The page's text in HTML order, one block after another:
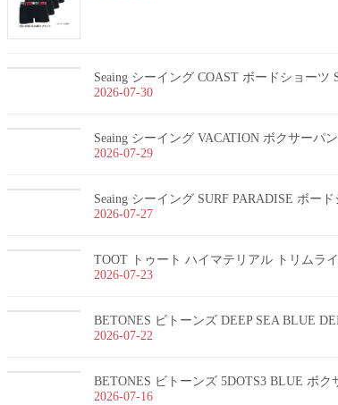
Seaing シーイング COAST ボードショーツ
2026-07-30
Seaing シーイング VACATION ボクサーパ
2026-07-29
Seaing シーイング SURF PARADISE ボー
2026-07-27
TOOT トゥート ハイマテリアル トリムラ
2026-07-23
BETONES ビトーンズ DEEP SEA BLUE
2026-07-22
BETONES ビトーンズ 5DOTS3 BLUE ボ
2026-07-16